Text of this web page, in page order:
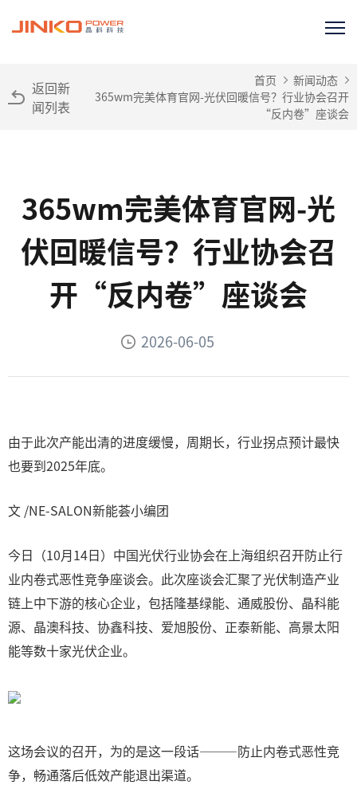
返回新
闻列表
首页
新闻动态
365wm完美体育官网-光伏回暖信号？行业协会召开
“反内卷”座谈会
365wm完美体育官网-光
伏回暖信号？行业协会召
开“反内卷”座谈会
2026-06-05
由于此次产能出清的进度缓慢，周期长，行业拐点预计最快
也要到2025年底。
文 /NE-SALON新能荟小编团
今日（10月14日）中国光伏行业协会在上海组织召开防止行
业内卷式恶性竞争座谈会。此次座谈会汇聚了光伏制造产业
链上中下游的核心企业，包括隆基绿能、通威股份、晶科能
源、晶澳科技、协鑫科技、爱旭股份、正泰新能、高景太阳
能等数十家光伏企业。
这场会议的召开，为的是这一段话———防止内卷式恶性竞
争，畅通落后低效产能退出渠道。